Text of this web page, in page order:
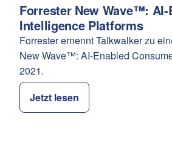
Kategorie:
Forrester New Wave™:
Intelligence Platforms
Forrester ernennt Talkwalker zu
New Wave™: AI-Enabled
2021.
Jetzt lesen